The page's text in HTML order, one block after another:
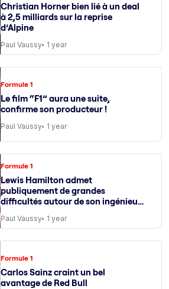
Christian Horner bien lié à un deal
à 2,5 milliards sur la reprise
d’Alpine
Paul Vaussy 1 year
Formule 1
Le film “F1” aura une suite,
confirme son producteur !
Paul Vaussy 1 year
Formule 1
Lewis Hamilton admet
publiquement de grandes
difficultés autour de son ingénieur
Paul Vaussy 1 year
Formule 1
Carlos Sainz craint un bel
avantage de Red Bull